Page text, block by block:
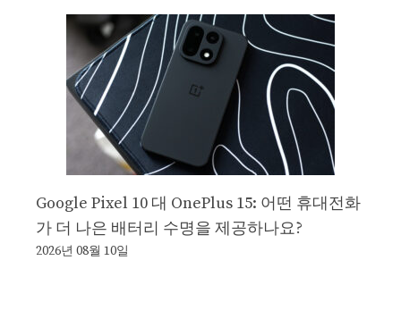
Google Pixel 10 대 OnePlus 15: 어떤 휴대전화
가 더 나은 배터리 수명을 제공하나요?
2026년 08월 10일